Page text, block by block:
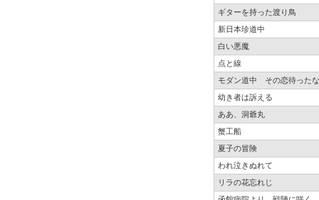
ギターを持った渡り鳥
新日本珍道中
白い悪魔
点と線
モダン道中 その恋待った
幼き者は訴える
ああ、洞爺丸
蟹工船
夏子の冒険
われ泣きぬれて
リラの花忘れじ